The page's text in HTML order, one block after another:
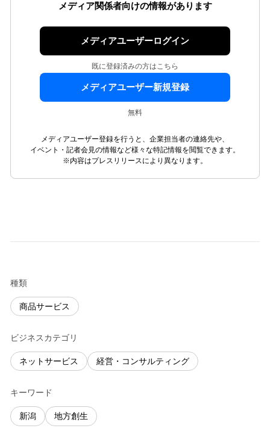
メディア関係者向けの情報があります
メディアユーザーログイン
既に登録済みの方はこちら
メディアユーザー新規登録
無料
メディアユーザー登録を行うと、企業担当者の連絡先や、
イベント・記者会見の情報など様々な特記情報を閲覧できます。
※内容はプレスリリースにより異なります。
種類
商品サービス
ビジネスカテゴリ
ネットサービス 経営・コンサルティング
キーワード
新潟 地方創生